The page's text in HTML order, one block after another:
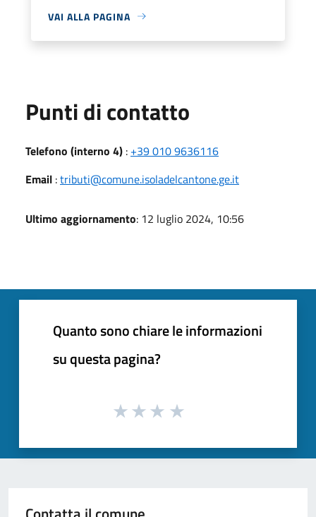
VAI ALLA PAGINA
Punti di contatto
Telefono (interno 4) : +39 010 9636116
Email :tributi@comune.isoladelcantone.ge.it
Ultimo aggiornamento: 12 luglio 2024, 10:56
Quanto sono chiare le informazioni
su questa pagina?